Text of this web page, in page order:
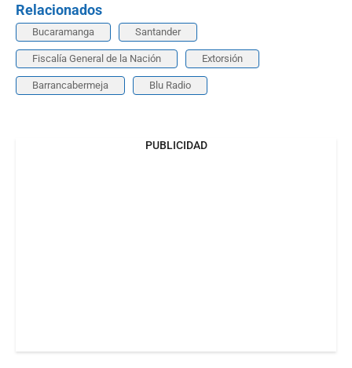
Relacionados
Bucaramanga Santander
Fiscalía General de la Nación Extorsión
Barrancabermeja Blu Radio
PUBLICIDAD